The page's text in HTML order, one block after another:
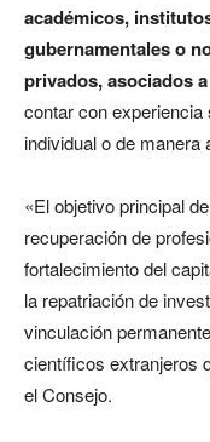
académicos,
gubernamentales o
privados, asociados
contar con
individual o de manera
«El objetivo principal
recuperación de
fortalecimiento del
la repatriación de
vinculación
científicos extranjeros
el Consejo.